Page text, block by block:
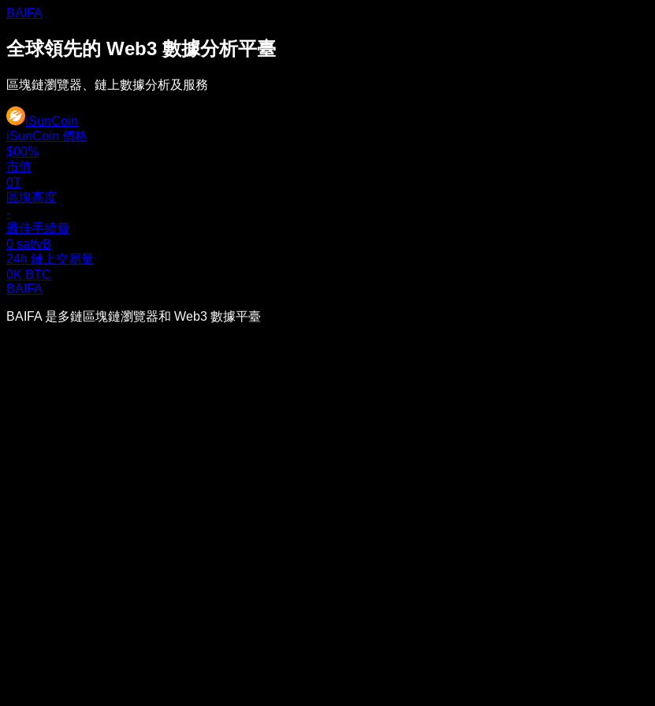
BAIFA
全球領先的 Web3 數據分析平臺
區塊鏈瀏覽器、鏈上數據分析及服務
iSunCoin
iSunCoin 價格
$00%
市值
0T
區塊高度
-
最佳手續費
0 sat/vB
24h 鏈上交易量
0K BTC
BAIFA
BAIFA 是多鏈區塊鏈瀏覽器和 Web3 數據平臺